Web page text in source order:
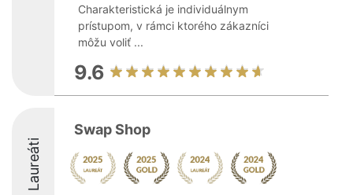
Charakteristická je individuálnym
prístupom, v rámci ktorého zákazníci
môžu voliť ...
9.6
Laureáti
Swap Shop